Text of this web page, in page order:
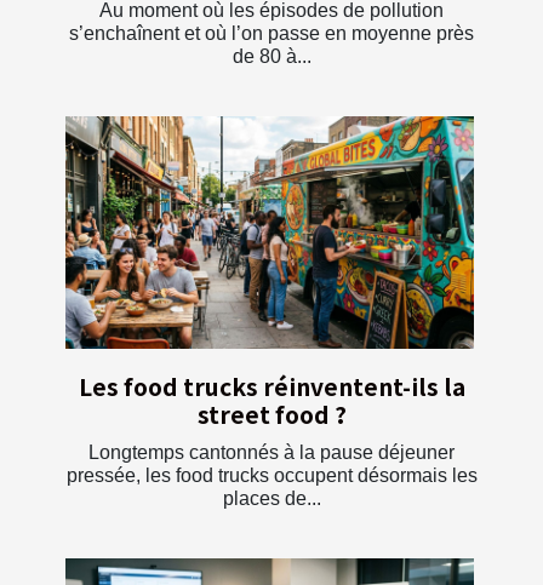
Au moment où les épisodes de pollution
s’enchaînent et où l’on passe en moyenne près
de 80 à...
Les food trucks réinventent-ils la
street food ?
Longtemps cantonnés à la pause déjeuner
pressée, les food trucks occupent désormais les
places de...